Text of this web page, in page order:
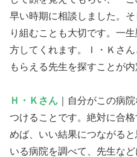
早い時期に相談しました。
り組むことも大切です。一
方してくれます。Ｉ・Ｋさ
もらえる先生を探すことが
Ｈ・Ｋさん ｜自分がこの病
つけることです。絶対に合
めば、いい結果につながる
いる病院を調べて、先生な